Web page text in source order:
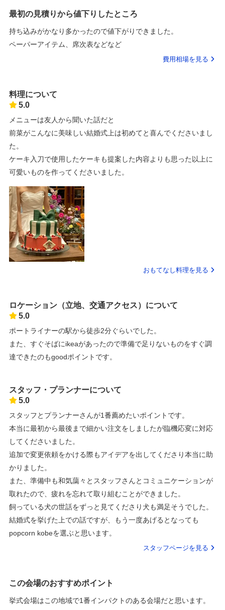
最初の見積りから値下りしたところ
持ち込みがかなり多かったので値下がりできました。
ペーパーアイテム、席次表などなど
費用相場を見る
料理について
5.0
メニューは友人から聞いた話だと
前菜がこんなに美味しい結婚式上は初めてと喜んでくださいまし
た。
ケーキ入刀で使用したケーキも提案した内容よりも思った以上に
可愛いものを作ってくださいました。
おもてなし料理を見る
ロケーション（立地、交通アクセス）について
5.0
ポートライナーの駅から徒歩2分ぐらいでした。
また、すぐそばにikeaがあったので準備で足りないものをすぐ調
達できたのもgoodポイントです。
スタッフ・プランナーについて
5.0
スタッフとプランナーさんが1番薦めたいポイントです。
本当に最初から最後まで細かい注文をしましたが臨機応変に対応
してくださいました。
追加で変更依頼をかける際もアイデアを出してくださり本当に助
かりました。
また、準備中も和気藹々とスタッフさんとコミュニケーションが
取れたので、疲れを忘れて取り組むことができました。
飼っている犬の世話をずっと見てくださり犬も満足そうでした。
結婚式を挙げた上での話ですが、もう一度あげるとなっても
popcorn kobeを選ぶと思います。
スタッフページを見る
この会場のおすすめポイント
挙式会場はこの地域で1番インパクトのある会場だと思います。